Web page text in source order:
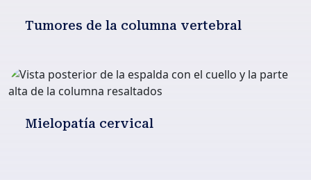
Tumores de la columna vertebral
Mielopatía cervical